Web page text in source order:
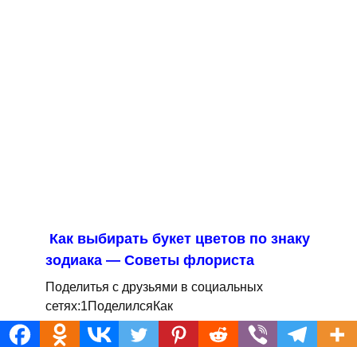
Как выбирать букет цветов по знаку
зодиака — Советы флориста
Поделитья с друзьями в социальных
сетях:1ПоделилсяКак
0 0